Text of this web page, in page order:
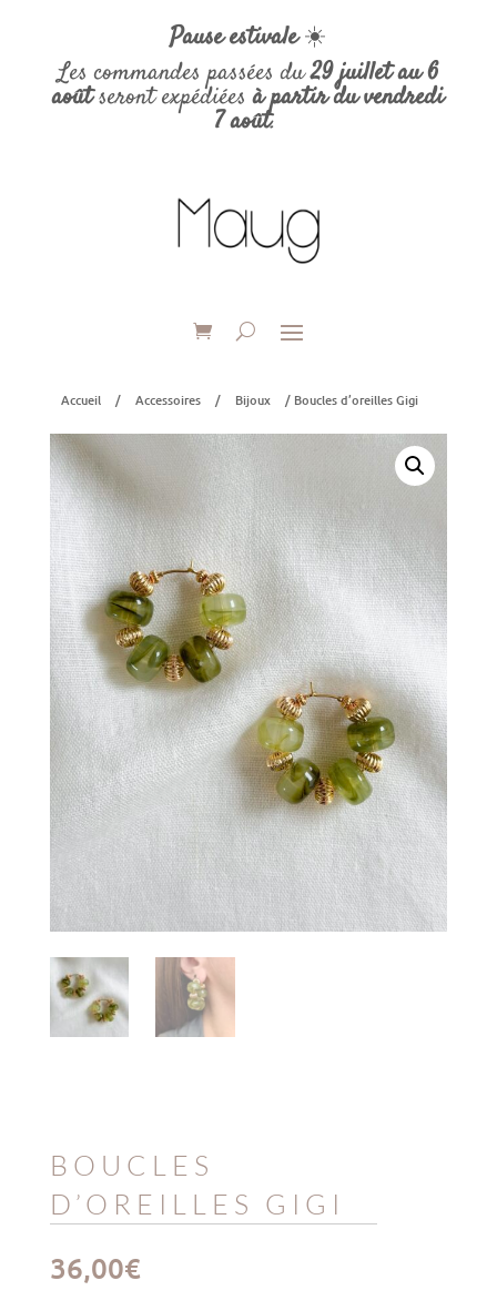
Pause estivale☀️
Les commandes passées du29 juillet au 6
aoûtseront expédiéesà partir du vendredi
7 août.
Accueil / Accessoires / Bijoux / Boucles d’oreilles Gigi
BOUCLES
D’OREILLES GIGI
36,00€